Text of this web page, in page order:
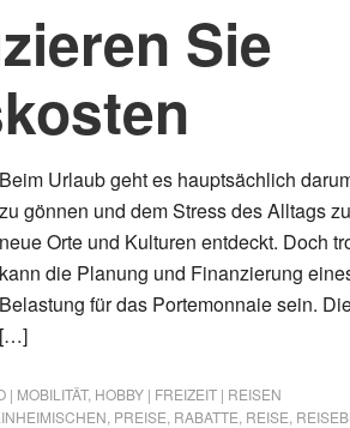
Sie
Beim Urlaub geht es hauptsächlich
zu gönnen und dem Stress des Alltags
neue Orte und Kulturen entdeckt. Doch
kann die Planung und Finanzierung
Belastung für das Portemonnaie sein.
[…]
| MOBILITÄT, HOBBY | FREIZEIT | REISEN
PREISE RABATTE REISE